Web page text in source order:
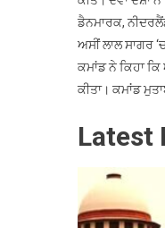
ਡੈਨਮਾਰਕ,
ਅਸੀਂ ਲਾਲ ਸਾਗਰ
ਕਮਾਂਡ ਨੇ ਕਿਹਾ
ਕੀਤਾ। ਕਮਾਂਡ
Latest